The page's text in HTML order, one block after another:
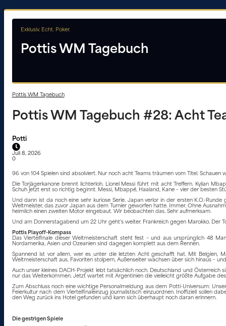
Exklusiv. Echt. Poker.
Pottis WM Tagebuch
Pottis WM Tagebuch
Pottis WM Tagebuch #28: Acht
Potti
Juli 8, 2026
0
96 von 104 Spielen sind absolviert. Nur noch acht Teams träumen vom Titel. Schauen
Die Torjägerkanone brennt lichterloh. Lionel Messi führt mit acht Treffern. Kylian
Schuh jetzt erst so richtig beginnt. Messi, Mbappé, Haaland, Kane – vier der besten
Und dann ist da noch eine sehr kuriose Serie. Japan verlor in der ersten K.O.-
Weltmeister, das zuvor Japan aus dem Turnier geworfen hatte. Immer. Ohne
heimlich einen zweiten Motor eingebaut. Wir beobachten das. Sehr aufmerksam.
Und am Donnerstagabend um 22 Uhr geht’s weiter. Frankreich gegen Marokko.
Pottis Playoff-Kompass
Das Viertelfinale dieser Weltmeisterschaft steht fest – und aus ursprünglich 48
Nordamerika, Asien und Ozeanien sind dagegen komplett aus dem Rennen.
Spannend ist vor allem, wer es unter die letzten Acht geschafft hat. Mit Belgien,
Weltmeisterschaft aus. Favoriten stolpern, Außenseiter wachsen über sich hinaus –
Auch unser kleines DACH-Projekt lebt tatsächlich noch. Deutschland und
nur das Weiterkommen. Jetzt wartet mit Argentinien die vielleicht größte Aufgabe
Zum Abschluss noch eine wichtige Personalmeldung aus dem Potti-Universum:
Feierkultur nach dem Viertelfinaleinzug journalistisch einzuordnen. Inoffiziell sollen
den Weg zurück ins Hotel gefunden und kann sich überhaupt noch daran erinnern.
Die gestrigen Spiele